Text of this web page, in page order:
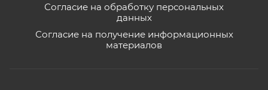
Согласие на обработку персональных
данных
Согласие на получение информационных
материалов